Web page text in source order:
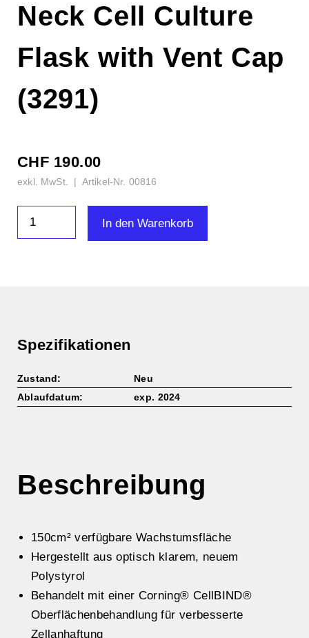
Neck Cell Culture
Flask with Vent Cap
(3291)
CHF 190.00
exkl. MwSt. | Artikel-Nr. 00816
CellBIND®
150cm²
with
Cap
(3291)
Menge
In den Warenkorb
Spezifikationen
Zustand:
Neu
Ablaufdatum:
exp. 2024
Beschreibung
150cm² verfügbare Wachstumsfläche
Hergestellt aus optisch klarem, neuem
Polystyrol
Behandelt mit einer Corning® CellBIND®
Oberflächenbehandlung für verbesserte
Zellanhaftung